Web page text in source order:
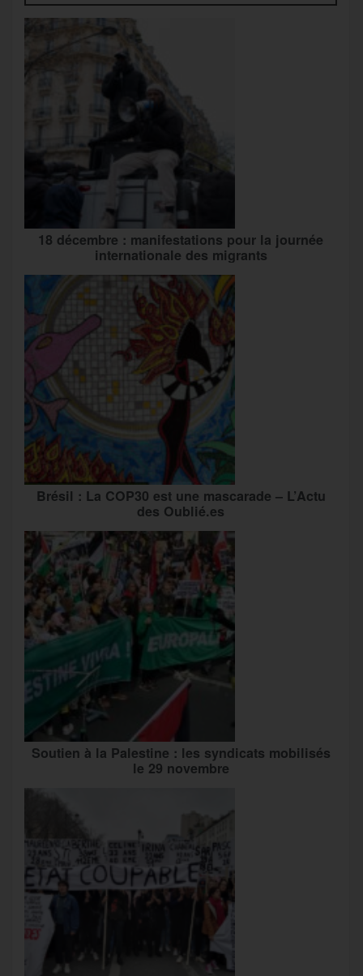
18 décembre : manifestations pour la journée
internationale des migrants
Brésil : La COP30 est une mascarade – L’Actu
des Oublié.es
Soutien à la Palestine : les syndicats mobilisés
le 29 novembre